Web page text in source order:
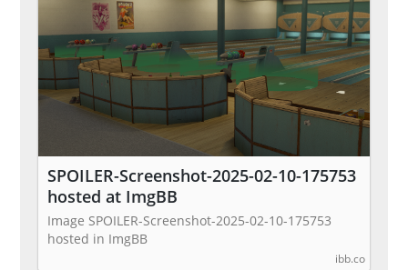
SPOILER-Screenshot-2025-02-10-175753
hosted at ImgBB
Image SPOILER-Screenshot-2025-02-10-175753
hosted in ImgBB
ibb.co